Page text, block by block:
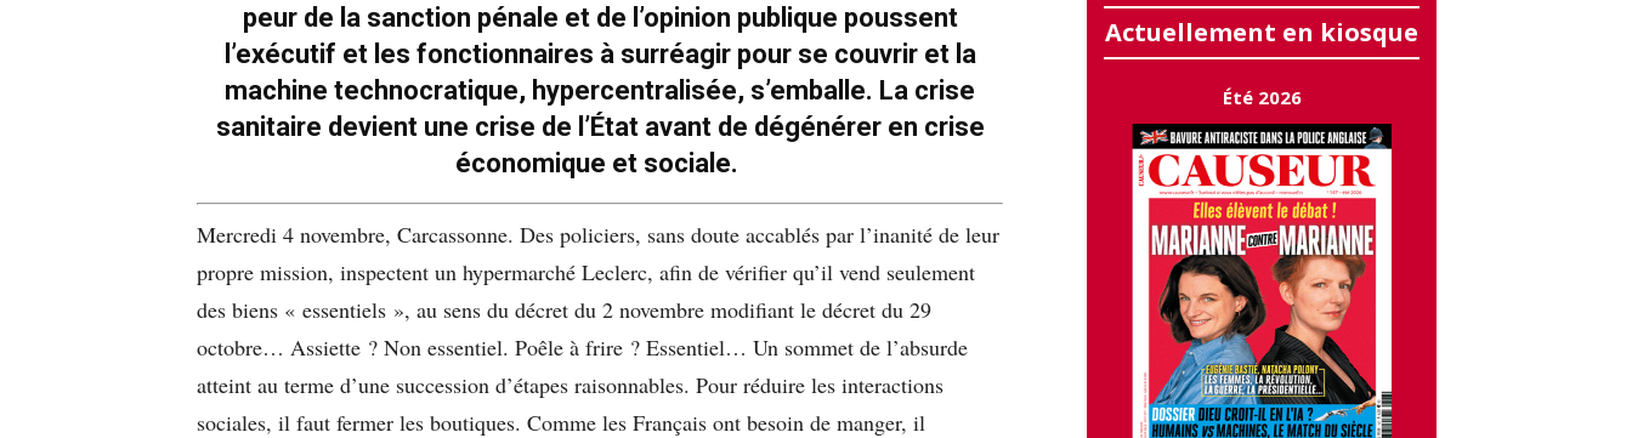
peur de la sanction pénale et de l’opinion publique poussent
l’exécutif et les fonctionnaires à surréagir pour se couvrir et la
machine technocratique, hypercentralisée, s’emballe. La crise
sanitaire devient une crise de l’État avant de dégénérer en crise
économique et sociale.
Mercredi 4 novembre, Carcassonne. Des policiers, sans doute accablés par l’inanité de leur
propre mission, inspectent un hypermarché Leclerc, afin de vérifier qu’il vend seulement
des biens « essentiels », au sens du décret du 2 novembre modifiant le décret du 29
octobre… Assiette ? Non essentiel. Poêle à frire ? Essentiel… Un sommet de l’absurde
atteint au terme d’une succession d’étapes raisonnables. Pour réduire les interactions
sociales, il faut fermer les boutiques. Comme les Français ont besoin de manger, il
Actuellement en kiosque
Été 2026